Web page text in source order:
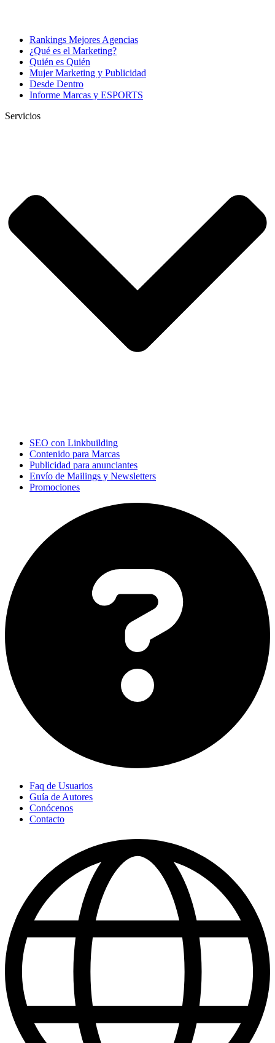
Rankings Mejores Agencias
¿Qué es el Marketing?
Quién es Quién
Mujer Marketing y Publicidad
Desde Dentro
Informe Marcas y ESPORTS
Servicios
SEO con Linkbuilding
Contenido para Marcas
Publicidad para anunciantes
Envío de Mailings y Newsletters
Promociones
Faq de Usuarios
Guía de Autores
Conócenos
Contacto